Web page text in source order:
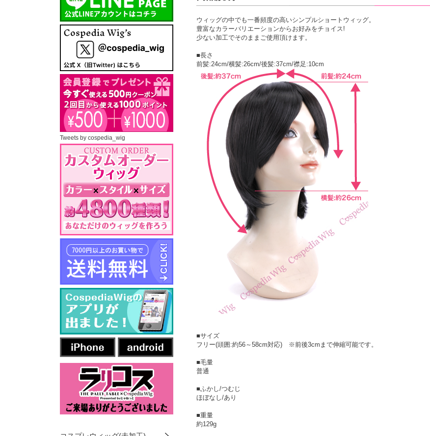
ウィッグの中でも一番頻度の高いシンプルショートウィッグ。
豊富なカラーバリエーションからお好みをチョイス!
少ない加工でそのままご使用頂けます。
■長さ
前髪:24cm/横髪:26cm/後髪:37cm/襟足:10cm
■サイズ
フリー(頭囲:約56～58cm対応) ※前後3cmまで伸縮可能です。
■毛量
普通
■ふかし/つむじ
ほぼなし/あり
■重量
約129g
Tweets by cospedia_wig